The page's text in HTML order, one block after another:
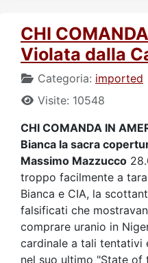
CHI
Violata dalla
Categoria: imported
Visite: 10548
CHI COMANDA IN
Bianca la sacra
Massimo Mazzucco
troppo facilmente a
Bianca e CIA, la
falsificati che
comprare uranio in
cardinale a tali tentativi
nel suo ultimo "State of